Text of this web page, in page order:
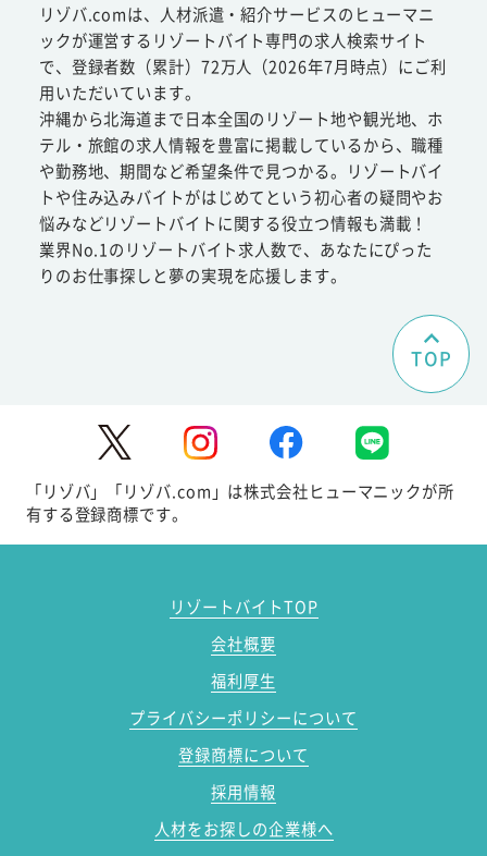
リゾバ.comは、人材派遣・紹介サービスのヒューマニ
ックが運営するリゾートバイト専門の求人検索サイト
で、登録者数（累計）72万人（2026年7月時点）にご利
用いただいています。
沖縄から北海道まで日本全国のリゾート地や観光地、ホ
テル・旅館の求人情報を豊富に掲載しているから、職種
や勤務地、期間など希望条件で見つかる。リゾートバイ
トや住み込みバイトがはじめてという初心者の疑問やお
悩みなどリゾートバイトに関する役立つ情報も満載！
業界No.1のリゾートバイト求人数で、あなたにぴった
りのお仕事探しと夢の実現を応援します。
TOP
「リゾバ」「リゾバ.com」は株式会社ヒューマニックが所
有する登録商標です。
リゾートバイトTOP
会社概要
福利厚生
プライバシーポリシーについて
登録商標について
採用情報
人材をお探しの企業様へ